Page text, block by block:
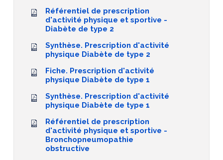
Référentiel de prescription
d'activité physique et sportive -
Diabète de type 2
Synthèse. Prescription d'activité
physique Diabète de type 2
Fiche. Prescription d'activité
physique Diabète de type 1
Synthèse. Prescription d'activité
physique Diabète de type 1
Référentiel de prescription
d'activité physique et sportive -
Bronchopneumopathie
obstructive